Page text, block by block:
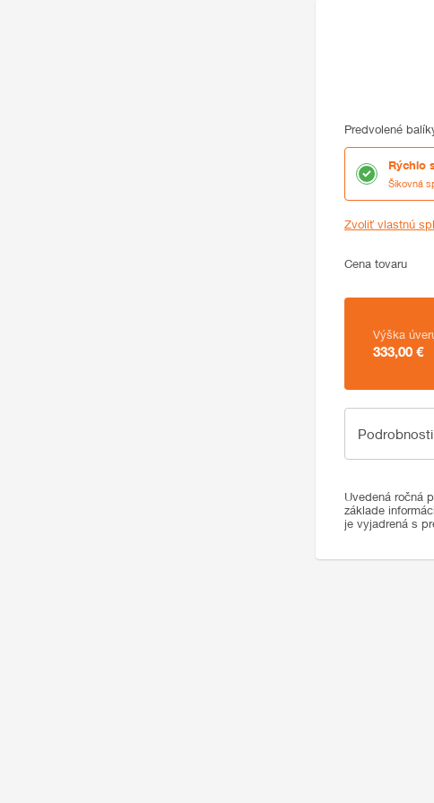
Predvolené
Rýchlo
Šikovná
Zvoliť vlastnú
Cena
Cena tovaru
Zhrnutie
Výška
333,00 €
Podrobnosti o
Uvedená ročná
základe
je vyjadrená s